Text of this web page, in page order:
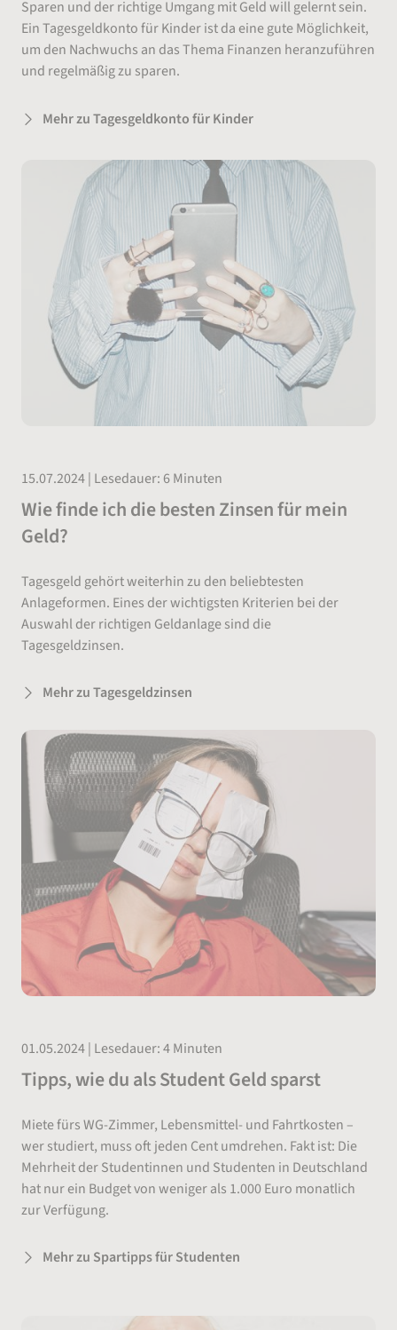
Sparen und der richtige Umgang mit Geld will gelernt sein.
Ein Tagesgeldkonto für Kinder ist da eine gute Möglichkeit,
um den Nachwuchs an das Thema Finanzen heranzuführen
und regelmäßig zu sparen.
Mehr zu Tagesgeldkonto für Kinder
15.07.2024 | Lesedauer: 6 Minuten
Wie finde ich die besten Zinsen für mein
Geld?
Tagesgeld gehört weiterhin zu den beliebtesten
Anlageformen. Eines der wichtigsten Kriterien bei der
Auswahl der richtigen Geldanlage sind die
Tagesgeldzinsen.
Mehr zu Tagesgeldzinsen
01.05.2024 | Lesedauer: 4 Minuten
Tipps, wie du als Student Geld sparst
Miete fürs WG-Zimmer, Lebensmittel- und Fahrtkosten –
wer studiert, muss oft jeden Cent umdrehen. Fakt ist: Die
Mehrheit der Studentinnen und Studenten in Deutschland
hat nur ein Budget von weniger als 1.000 Euro monatlich
zur Verfügung.
Mehr zu Spartipps für Studenten